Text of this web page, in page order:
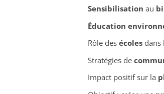
Sensibilisation au
Éducation
Rôle des écolesdans
Stratégies de
Impact positif sur la